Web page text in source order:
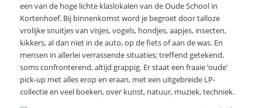
een van de hoge lichte klaslokalen van de Oude School in
Kortenhoef. Bij binnenkomst word je begroet door talloze
vrolijke snuitjes van visjes, vogels, hondjes, aapjes, insecten,
kikkers, al dan niet in de auto, op de fiets of aan de was. En
mensen in allerlei verrassende situaties; treffend getekend,
soms confronterend, altijd grappig. Er staat een fraaie ‘oude’
pick-up met alles erop en eraan, met een uitgebreide LP-
collectie en veel boeken, over kunst, natuur, muziek, techniek.